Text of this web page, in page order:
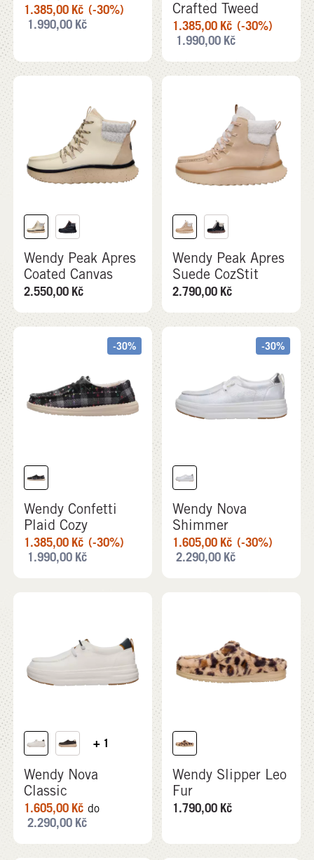
1.385,00 Kč (-30%)
1.990,00 Kč
Crafted Tweed
1.385,00 Kč (-30%)
1.990,00 Kč
Wendy Peak Apres
Coated Canvas
2.550,00 Kč
Wendy Peak Apres
Suede CozStit
2.790,00 Kč
-30%
Wendy Confetti
Plaid Cozy
1.385,00 Kč (-30%)
1.990,00 Kč
-30%
Wendy Nova
Shimmer
1.605,00 Kč (-30%)
2.290,00 Kč
+ 1
Wendy Nova
Classic
1.605,00 Kč do
2.290,00 Kč
Wendy Slipper Leo
Fur
1.790,00 Kč